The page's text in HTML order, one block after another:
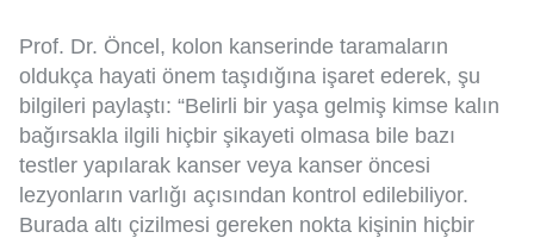
Prof. Dr. Öncel, kolon kanserinde taramaların
oldukça hayati önem taşıdığına işaret ederek, şu
bilgileri paylaştı: “Belirli bir yaşa gelmiş kimse kalın
bağırsakla ilgili hiçbir şikayeti olmasa bile bazı
testler yapılarak kanser veya kanser öncesi
lezyonların varlığı açısından kontrol edilebiliyor.
Burada altı çizilmesi gereken nokta kişinin hiçbir